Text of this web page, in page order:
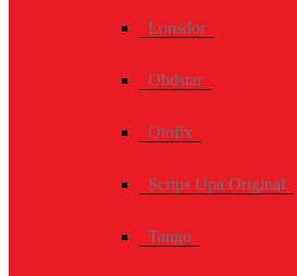
Lonsdor
Obdstar
Otofix
Scrips Upa Original
Tango